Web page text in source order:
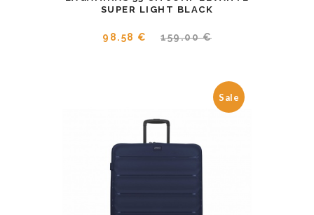
SUPER LIGHT BLACK
98.58 € 159.00 €
Sale